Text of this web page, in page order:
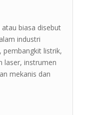
biasa disebut
industri
pembangkit listrik,
laser, instrumen
mekanis dan